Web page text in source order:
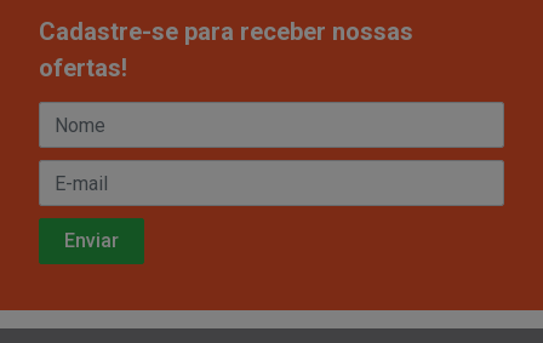
Cadastre-se para receber nossas
ofertas!